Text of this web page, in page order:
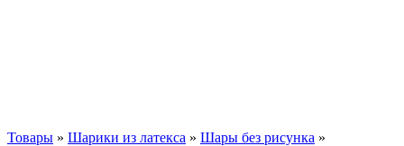
Товары » Шарики из латекса » Шары без рисунка »